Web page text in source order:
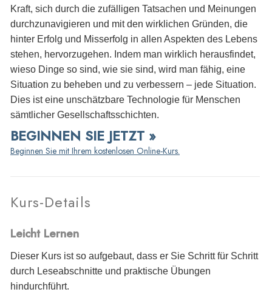
Kraft, sich durch die zufälligen Tatsachen und Meinungen
durchzunavigieren und mit den wirklichen Gründen, die
hinter Erfolg und Misserfolg in allen Aspekten des Lebens
stehen, hervorzugehen. Indem man wirklich herausfindet,
wieso Dinge so sind, wie sie sind, wird man fähig, eine
Situation zu beheben und zu verbessern – jede Situation.
Dies ist eine unschätzbare Technologie für Menschen
sämtlicher Gesellschaftsschichten.
BEGINNEN SIE JETZT »
Beginnen Sie mit Ihrem kostenlosen Online-Kurs.
Kurs-Details
Leicht Lernen
Dieser Kurs ist so aufgebaut, dass er Sie Schritt für Schritt
durch Leseabschnitte und praktische Übungen
hindurchführt.